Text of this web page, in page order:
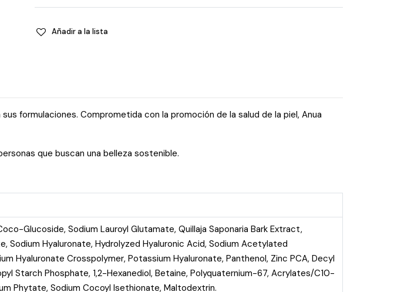
Foaming
quantity
Añadir a la lista
formulaciones. Comprometida con la promoción de la salud de la piel, Anua
que buscan una belleza sostenible.
Glucoside, Sodium Lauroyl Glutamate, Quillaja Saponaria Bark Extract,
Sodium Hyaluronate, Hydrolyzed Hyaluronic Acid, Sodium Acetylated
Hyaluronate Crosspolymer, Potassium Hyaluronate, Panthenol, Zinc PCA, Decyl
Starch Phosphate, 1,2-Hexanediol, Betaine, Polyquaternium-67, Acrylates/C10-
Phytate, Sodium Cocoyl Isethionate, Maltodextrin.